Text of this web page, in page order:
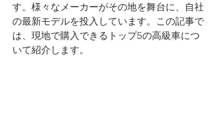
す。様々なメーカーがその地を舞台に、自社
の最新モデルを投入しています。この記事で
は、現地で購入できるトップ5の高級車につ
いて紹介します。